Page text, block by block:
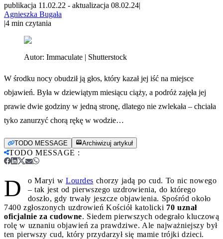
publikacja 11.02.22 - aktualizacja 08.02.24|
Agnieszka Bugała
|4 min czytania
Autor: Immaculate | Shutterstock
W środku nocy obudził ją głos, który kazał jej iść na miejsce
objawień. Była w dziewiątym miesiącu ciąży, a podróż zajęła jej
prawie dwie godziny w jedną stronę, dlatego nie zwlekała – chciała
tyko zanurzyć chorą rękę w wodzie…
TODO MESSAGE Archiwizuj artykuł
TODO MESSAGE :
D o Maryi w Lourdes chorzy jadą po cud. To nic nowego
– tak jest od pierwszego uzdrowienia, do którego
doszło, gdy trwały jeszcze objawienia. Spośród około
7400 zgłoszonych uzdrowień Kościół katolicki 70 uznał
oficjalnie za cudowne. Siedem pierwszych odegrało kluczową
rolę w uznaniu objawień za prawdziwe. Ale najważniejszy był
ten pierwszy cud, który przydarzył się mamie trójki dzieci.